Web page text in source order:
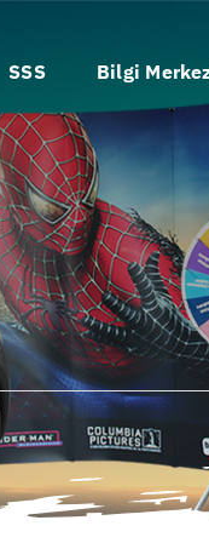
SSS Bilgi